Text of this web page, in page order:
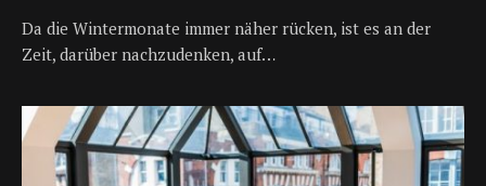
Da die Wintermonate immer näher rücken, ist es an der
Zeit, darüber nachzudenken, auf…